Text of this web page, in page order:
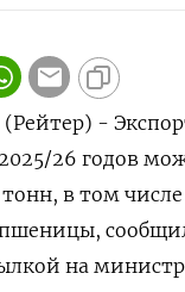
-
26 годов
в том
на